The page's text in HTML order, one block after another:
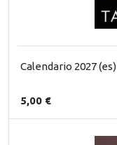
Calendario 2027 (es)
5,00 €